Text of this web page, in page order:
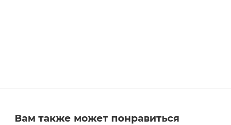
Вам также может понравиться